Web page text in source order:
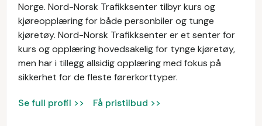
Norge. Nord-Norsk Trafikksenter tilbyr kurs og
kjøreopplæring for både personbiler og tunge
kjøretøy. Nord-Norsk Trafikksenter er et senter for
kurs og opplæring hovedsakelig for tynge kjøretøy,
men har i tillegg allsidig opplæring med fokus på
sikkerhet for de fleste førerkorttyper.
Se full profil >> Få pristilbud >>